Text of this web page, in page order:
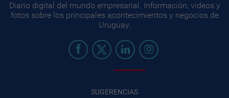
Diario digital del mundo empresarial. Información, videos y
fotos sobre los principales acontecimientos y negocios de
Uruguay.
SUGERENCIAS